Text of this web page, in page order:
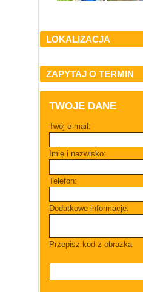
LOKALIZACJA
ZAPYTAJ O TERMIN
TWOJE DANE
Twój e-mail:
Imię i nazwisko:
Telefon:
Dodatkowe informacje:
Przepisz kod z obrazka